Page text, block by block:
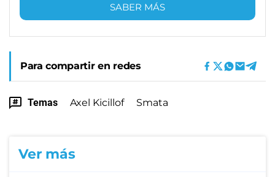
SABER MÁS
Para compartir en redes
Temas Axel Kicillof Smata
Ver más